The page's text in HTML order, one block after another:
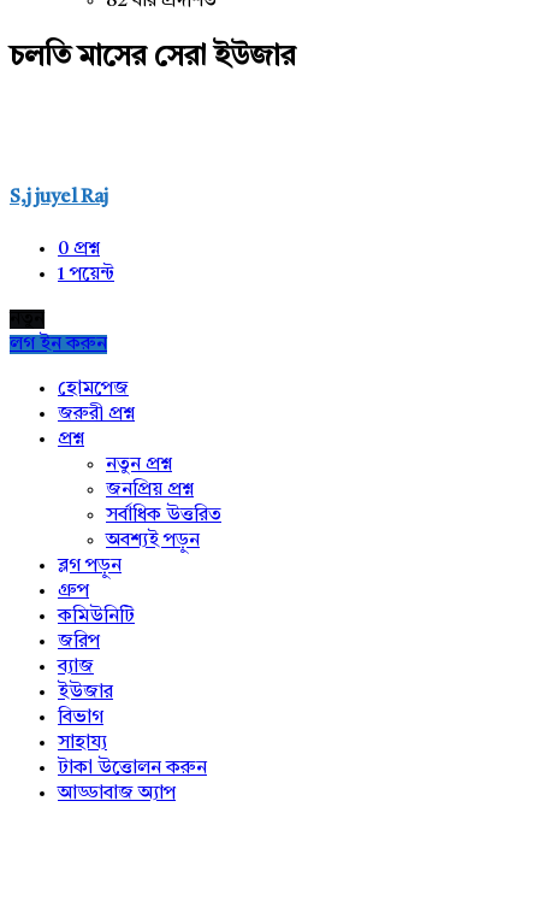
চলতি মাসের সেরা ইউজার
S,j juyel Raj
0 প্রশ্ন
1পয়েন্ট
লগ ইন করুন
Exploreহোমপেজ
জরুরী প্রশ্ন
প্রশ্ন
নতুন প্রশ্ন
জনপ্রিয় প্রশ্ন
সর্বাধিক উত্তরিত
অবশ্যই পড়ুন
ব্লগ পড়ুন
গ্রুপ
কমিউনিটি
জরিপ
ব্যাজ
ইউজার
বিভাগ
সাহায্য
টাকা উত্তোলন করুন
আড্ডাবাজ অ্যাপ